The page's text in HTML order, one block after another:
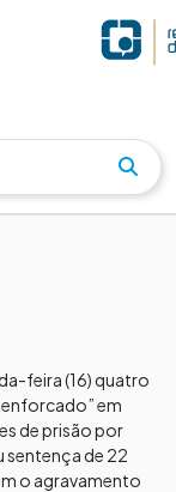
feira (16) quatro
em
de prisão por
sentença de 22
o agravamento